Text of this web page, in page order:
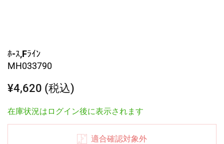
ﾎ-ｽ,Fﾗｲﾝ
MH033790
¥4,620 (税込)
在庫状況はログイン後に表示されます
適合確認対象外